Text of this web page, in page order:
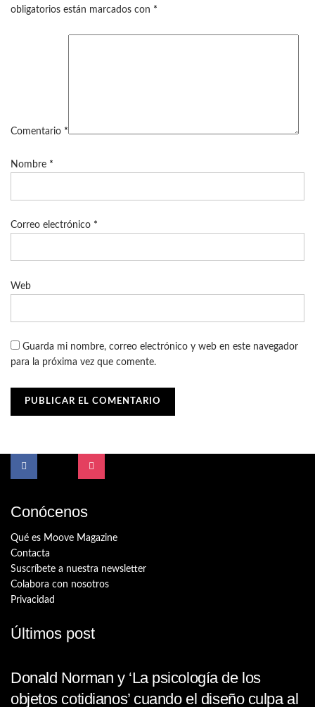
obligatorios están marcados con *
Comentario *
Nombre *
Correo electrónico *
Web
Guarda mi nombre, correo electrónico y web en este navegador
para la próxima vez que comente.
Conócenos
Qué es Moove Magazine
Contacta
Suscríbete a nuestra newsletter
Colabora con nosotros
Privacidad
Últimos post
Donald Norman y ‘La psicología de los
objetos cotidianos’ cuando el diseño culpa al